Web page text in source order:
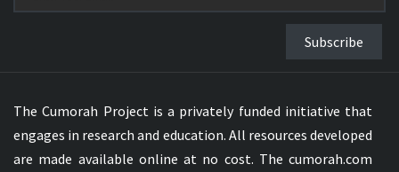
Subscribe
The Cumorah Project is a privately funded initiative that
engages in research and education. All resources developed
are made available online at no cost. The cumorah.com